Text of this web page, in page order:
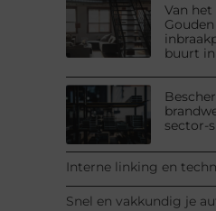
Van
buurt in
sector-
Interne linking en
Snel en vakkundig je